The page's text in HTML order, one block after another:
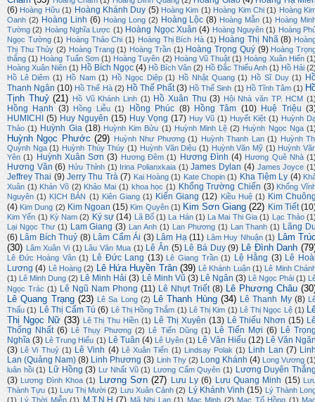
(6) Hoàng Hữu (1) Hoàng Khánh Duy (5) Hoàng Kim (1) Hoàng Kim Chi (1) Hoàng
Oanh (2) Hoàng Linh (6) Hoàng Long (2) Hoàng Lộc (8) Hoàng Mẫn (1) Hoàng
Tường (2) Hoàng Nghĩa Lược (1) Hoàng Ngọc Xuân (4) Hoàng Nguyên (1) Hoàng
Ngọc Tường (1) Hoàng Thảo Chi (1) Hoàng Thị Bích Hà (1) Hoàng Thị Nhã (8)
Thị Thu Thủy (2) Hoàng Trang (1) Hoàng Trần (1) Hoàng Trọng Quý (9) Hoàng
thắng (1) Hoàng Tuấn Sơn (1) Hoàng Tuyên (2) Hoàng Vũ Thuật (1) Hoàng Xuân Hiến
Hoàng Xuân Niên (1) Hồ Bích Ngọc (4) Hồ Bích Vân (2) Hồ Đắc Thiếu Anh (1) Hồ Hải
Hồ Lê Diêm (1) Hồ Nam (1) Hồ Ngọc Diệp (1) Hồ Nhật Quang (1) Hồ Sĩ Duy (1)
Thanh Ngân (10) Hồ Thế Hà (2) Hồ Thế Phất (3) Hồ Thế Sinh (1) Hồ Tĩnh Tâm (1)
Tịnh Thuỷ (21) Hồ Vũ Khánh Linh (1) Hồ Xuân Thu (3) Hội Nhà văn TP. HCM
Hồng Hạnh (3) Hồng Liễu (1) Hồng Phúc (8) Hồng Tâm (10) Huệ Triệu
HUMICHI
(5) Huy Nguyên (15) Huy Vọng (17) Huy Vũ (1) Huyết Kiệt (1) Huỳnh
Thảo (1) Huỳnh Gia (18) Huỳnh Kim Bửu (1) Huỳnh Minh Lệ (2) Huỳnh Ngọc Nga
Huỳnh Ngọc Phước (29) Huỳnh Như Phương (1) Huỳnh Thanh Lan (1)
Huỳnh
Quỳnh Nga (1) Huỳnh Thúy Thúy (1) Huỳnh Văn Diệu (1) Huỳnh Văn Mỹ (1) Huỳnh
Yên (1) Huỳnh Xuân Sơn (3) Hương Đêm (1) Hương Đình (4) Hương Quê Nhà
Hương Văn (6) Hửu Thỉnh (1) Irina Polianxkaia (1) James Dylan (4) James Joyce
Jeffrey Thai (9) Jerry Thu Trà (7) Kai Hoàng (1) Kate Chopin (1) Kha Tiệm Ly (4)
Xuân (1) Khán Võ (2) Khảo Mai (1) khoa học (1) Khổng Trường Chiến (3) Khổng
Nguyên (1) KỊCH BẢN (1) Kiên Giang (1) Kiến Giang (12) Kiều Huệ (1) Kim
(4) Kim Dung (2) Kim Ngoan (15) Kim Quyên (1) Kim Sơn Giang (22) Kim Tiết
Kim Yến (1) Kỳ Nam (2) Ký sự (14) Lã Bố (1) La Hán (1) La Mai Thi Gia (1) Lạc Thảo
Lại Ngọc Thư (1) Lam Giang (3) Lan Anh (1) Lan Phương (1) Lan Thanh (1) Lãng
(6) Lâm Bích Thuỷ (8) Lâm Cẩm Ái (3) Lâm Hạ (11) Lâm Huy Nhuận (1) Lâm
(30) Lâm Xuân Vi (1) Lâu Văn Mua (1) Lê Ân (5) Lê Bá Duy (9) Lê Đình Danh
Lê Đức Hoàng Vân (1) Lê Đức Lang (13) Lê Giang Trần (1) Lệ Hằng (3) Lê
Lương (4) Lê Hoàng (2) Lê Hứa Huyền Trân (39) Lê Khánh Luận (1) Lê Minh
(1) Lê Minh Dung (2) Lê Minh Hải (3) Lê Minh Vũ (3) Lê Ngân (3) Lê Ngọc Phái (1)
Ngọc Trác (1) Lê Ngũ Nam Phong (11) Lê Nhựt Triết (8) Lê Phương Châu
Lê Quang Trạng (23) Lê Sa Long (2) Lê Thanh Hùng (34) Lê Thanh My (8)
Thấu (1) Lê Thị Cẩm Tú (6) Lê Thị Hồng Thắm (1) Lê Thị Kim (1) Lê Thị Ngọc Lệ (1)
Thị Ngọc Nữ (33) Lê Thị Thu Hiền (1) Lê Thị Xuyên (13) Lê Thiếu Nhơn (15)
Thống Nhất (6) Lê Thụy Phương (2) Lê Tiến Dũng (1) Lê Tiến Mợi (6) Lê
Nghĩa (3) Lê Trung Hiếu (1) Lê Tuân (4) Lê Uyên (1) Lê Văn Hiếu (12) Lê Văn
(3) Lê Vi Thuỷ (1) Lê Vinh (4) Lê Xuân Tiến (1) Lindsay Polak (1) Linh Lan (7)
Lan (Quảng Nam) (8) Linh Phương (3) Linh Thy (2) Long Khánh (4) Long Vương
luân hồi (1) Lữ Hồng (3) Lư Nhất Vũ (1) Lương Cẩm Quyên (1) Lương Duyên
(3) Lương Đình Khoa (1) Lương Sơn (27) Lưu Ly (6) Lưu Quang Minh (15)
Thành Tựu (1) Lưu Thị Mười (2) Lưu Xuân Cảnh (2) Lý Khánh Vinh (15) Lý Thành
(1)
Lý Thời Miễn (1) Mã Nhị Lan (1) Mạc Minh (2) Mạc Tố Hồng (1)